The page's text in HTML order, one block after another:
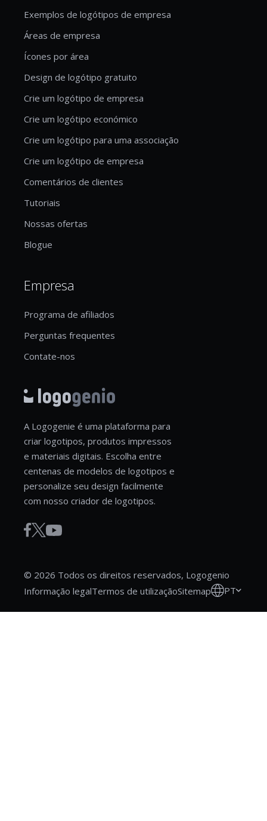
Exemplos de logótipos de empresa
Áreas de empresa
Ícones por área
Design de logótipo gratuito
Crie um logótipo de empresa
Crie um logótipo económico
Crie um logótipo para uma associação
Crie um logótipo de empresa
Comentários de clientes
Tutoriais
Nossas ofertas
Blogue
Empresa
Programa de afiliados
Perguntas frequentes
Contate-nos
A Logogenie é uma plataforma para
criar logotipos, produtos impressos
e materiais digitais. Escolha entre
centenas de modelos de logotipos e
personalize seu design facilmente
com nosso criador de logotipos.
© 2026 Todos os direitos reservados, Logogenio
Informação legalTermos de utilizaçãoSitemap PT